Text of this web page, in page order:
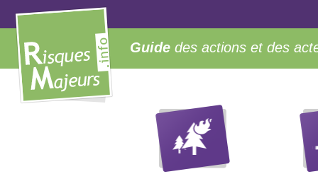
Guide des actions et des